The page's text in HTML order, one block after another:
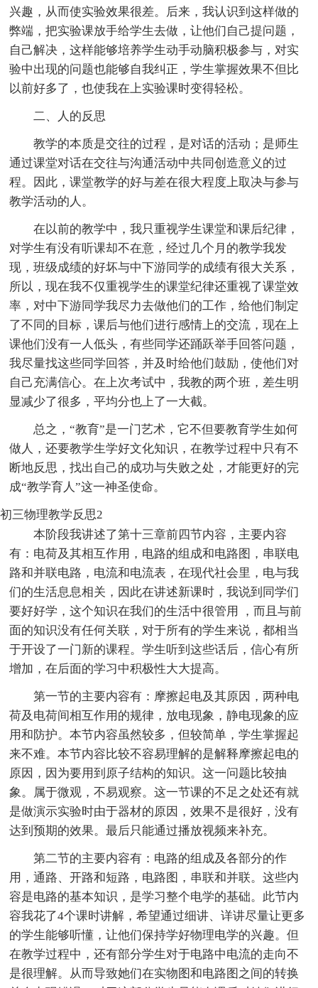
兴趣，从而使实验效果很差。后来，我认识到这样做的
弊端，把实验课放手给学生去做，让他们自己提问题，
自己解决，这样能够培养学生动手动脑积极参与，对实
验中出现的问题也能够自我纠正，学生掌握效果不但比
以前好多了，也使我在上实验课时变得轻松。
二、人的反思
教学的本质是交往的过程，是对话的活动；是师生
通过课堂对话在交往与沟通活动中共同创造意义的过
程。因此，课堂教学的好与差在很大程度上取决与参与
教学活动的人。
在以前的教学中，我只重视学生课堂和课后纪律，
对学生有没有听课却不在意，经过几个月的教学我发
现，班级成绩的好坏与中下游同学的成绩有很大关系，
所以，现在我不仅重视学生的课堂纪律还重视了课堂效
率，对中下游同学我尽力去做他们的工作，给他们制定
了不同的目标，课后与他们进行感情上的交流，现在上
课他们没有一人低头，有些同学还踊跃举手回答问题，
我尽量找这些同学回答，并及时给他们鼓励，使他们对
自己充满信心。在上次考试中，我教的两个班，差生明
显减少了很多，平均分也上了一大截。
总之，“教育”是一门艺术，它不但要教育学生如何
做人，还要教学生学好文化知识，在教学过程中只有不
断地反思，找出自己的成功与失败之处，才能更好的完
成“教学育人”这一神圣使命。
初三物理教学反思2
本阶段我讲述了第十三章前四节内容，主要内容
有：电荷及其相互作用，电路的组成和电路图，串联电
路和并联电路，电流和电流表，在现代社会里，电与我
们的生活息息相关，因此在讲述新课时，我说到同学们
要好好学，这个知识在我们的生活中很管用 ，而且与前
面的知识没有任何关联，对于所有的学生来说，都相当
于开设了一门新的课程。学生听到这些话后，信心有所
增加，在后面的学习中积极性大大提高。
第一节的主要内容有：摩擦起电及其原因，两种电
荷及电荷间相互作用的规律，放电现象，静电现象的应
用和防护。本节内容虽然较多，但较简单，学生掌握起
来不难。本节内容比较不容易理解的是解释摩擦起电的
原因，因为要用到原子结构的知识。这一问题比较抽
象。属于微观，不易观察。这一节课的不足之处还有就
是做演示实验时由于器材的原因，效果不是很好，没有
达到预期的效果。最后只能通过播放视频来补充。
第二节的主要内容有：电路的组成及各部分的作
用，通路、开路和短路，电路图，串联和并联。这些内
容是电路的基本知识，是学习整个电学的基础。此节内
容我花了4个课时讲解，希望通过细讲、详讲尽量让更多
的学生能够听懂，让他们保持学好物理电学的兴趣。但
在教学过程中，还有部分学生对于电路中电流的走向不
是很理解。从而导致她们在实物图和电路图之间的转换